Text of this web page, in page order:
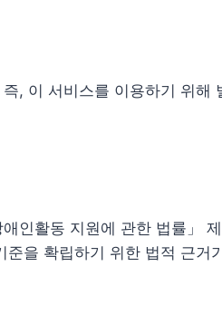
, 이 서비스를 이용하기 위해
인활동 지원에 관한 법률」
을 확립하기 위한 법적 근거